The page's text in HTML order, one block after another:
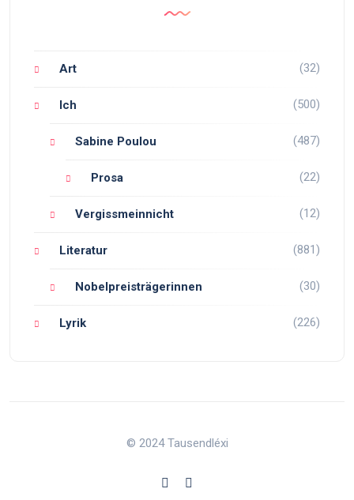
Art (32)
Ich (500)
Sabine Poulou (487)
Prosa (22)
Vergissmeinnicht (12)
Literatur (881)
Nobelpreisträgerinnen (30)
Lyrik (226)
© 2024 Tausendléxi